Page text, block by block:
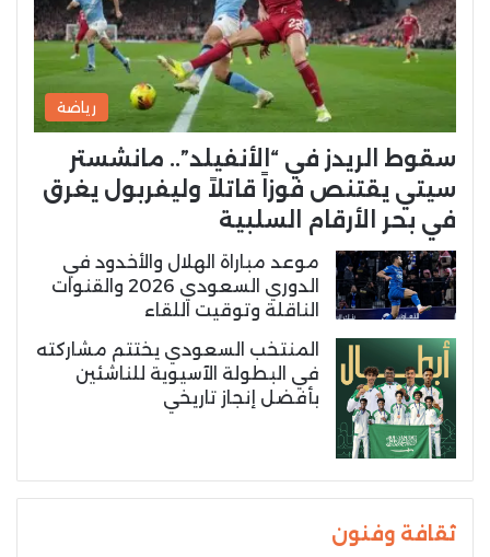
رياضة
سقوط الريدز في “الأنفيلد”.. مانشستر
سيتي يقتنص فوزاً قاتلاً وليفربول يغرق
في بحر الأرقام السلبية
موعد مباراة الهلال والأخدود في
الدوري السعودي 2026 والقنوات
الناقلة وتوقيت اللقاء
المنتخب السعودي يختتم مشاركته
في البطولة الآسيوية للناشئين
بأفضل إنجاز تاريخي
ثقافة وفنون